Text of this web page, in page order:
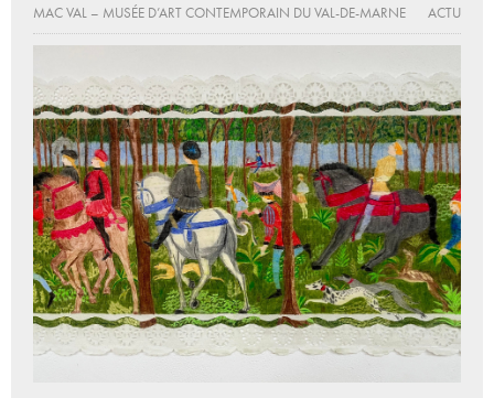
MAC VAL – MUSÉE D’ART CONTEMPORAIN DU VAL-DE-MARNE
ACTU